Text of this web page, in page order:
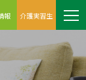
報 介護実習生